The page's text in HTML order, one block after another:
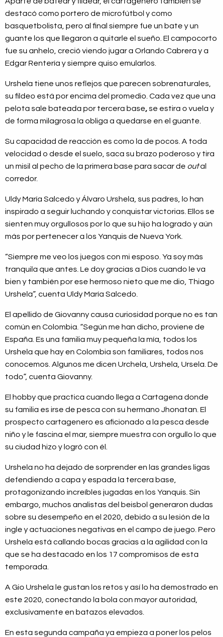
destacó como portero de microfútbol y como
basquetbolista, pero al final siempre fue un bate y un
guante los que llegaron a quitarle el sueño. El campocorto
fue su anhelo, creció viendo jugar a Orlando Cabrera y a
Edgar Rentería y siempre quiso emularlos.
Urshela tiene unos reflejos que parecen sobrenaturales,
su fildeo está por encima del promedio. Cada vez que una
pelota sale bateada por tercera base,se estira o vuela y
de forma milagrosa la obliga a quedarse en el guante.
Su capacidad de reacción es como la de pocos. A toda
velocidad o desde el suelo, saca su brazo poderoso y tira
un misil al pecho de la primera base para sacar de outal
corredor.
Uldy María Salcedo y Álvaro Urshela, sus padres, lo han
inspirado a seguir luchando y conquistar victorias. Ellos se
sienten muy orgullosos por lo que su hijo ha logrado y aún
más por pertenecer a los Yanquis de Nueva York.
“Siempre me veo los juegos con mi esposo. Ya soy más
tranquila que antes. Le doy gracias a Dios cuando le va
bien y también por ese hermoso nieto que me dio, Thiago
Urshela”, cuenta Uldy María Salcedo.
El apellido de Giovanny causa curiosidad porque no es tan
común en Colombia. “Según me han dicho, proviene de
España. Es una familia muy pequeña la mía, todos los
Urshela que hay en Colombia son familiares, todos nos
conocemos. Algunos me dicen Urchela, Urshela, Ursela. De
todo”, cuenta Giovanny.
El hobby que practica cuando llega a Cartagena donde
su familia es irse de pesca con su hermano Jhonatan. El
prospecto cartagenero es aficionado a la pesca desde
niño y le fascina el mar, siempre muestra con orgullo lo que
su ciudad hizo y logró con él.
Urshela no ha dejado de sorprender en las grandes ligas
defendiendo a capa y espada la tercera base,
protagonizando increíbles jugadas en los Yanquis. Sin
embargo, muchos analistas del beisbol generaron dudas
sobre su desempeño en el 2020, debido a su lesión de la
ingle y actuaciones negativas en el campo de juego. Pero
Urshela está callando bocas gracias a la agilidad con la
que se ha destacado en los 17 compromisos de esta
temporada.
A Gio Urshela le gustan los retos y así lo ha demostrado en
este 2020, conectando la bola con mayor autoridad,
exclusivamente en batazos elevados.
En esta segunda campaña ya empieza a poner los pelos